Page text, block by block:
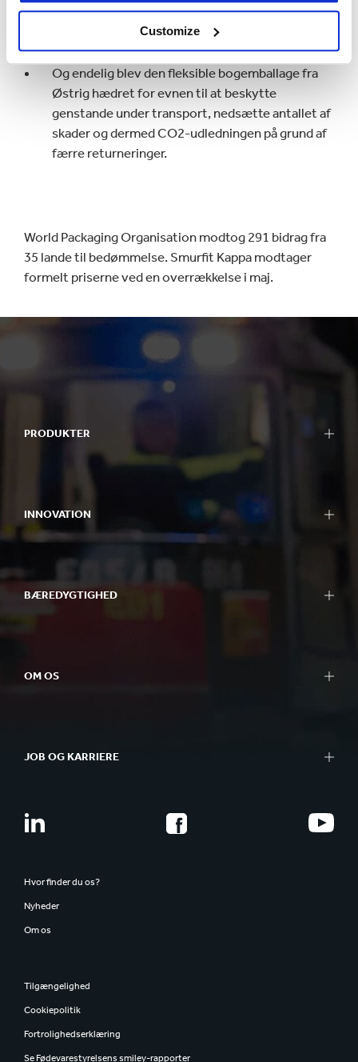
Customize
øger antallet af paller, der kan transporteres på
Og endelig blev den fleksible bogemballage fra
Østrig hædret for evnen til at beskytte
genstande under transport, nedsætte antallet af
skader og dermed CO2-udledningen på grund af
færre returneringer.
World Packaging Organisation modtog 291 bidrag fra
35 lande til bedømmelse. Smurfit Kappa modtager
formelt priserne ved en overrækkelse i maj.
PRODUKTER
INNOVATION
BÆREDYGTIGHED
OM OS
JOB OG KARRIERE
Hvor finder du os?
Nyheder
Om os
Tilgængelighed
Cookiepolitik
Fortrolighedserklæring
Se Fødevarestyrelsens smiley-rapporter